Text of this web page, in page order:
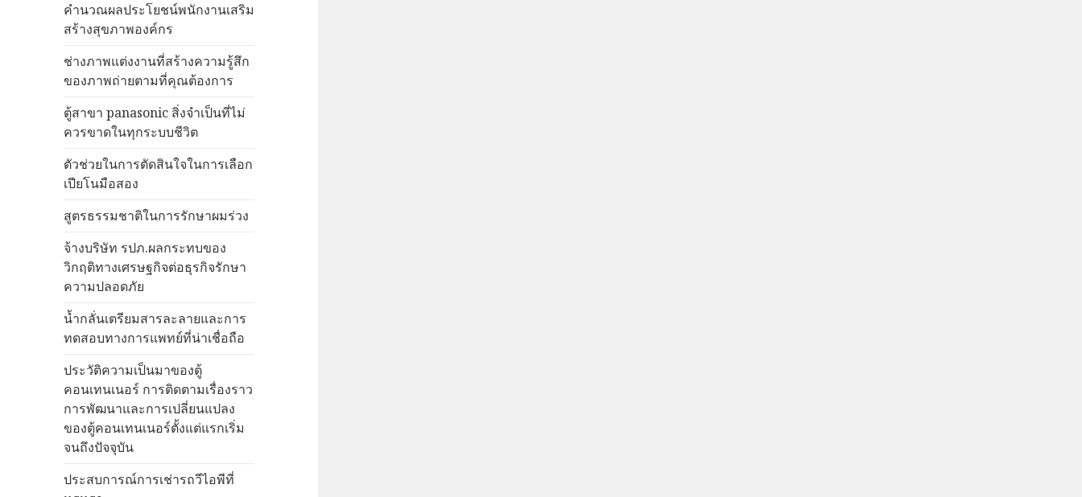
คำนวณผลประโยชน์พนักงานเสริม
สร้างสุขภาพองค์กร
ช่างภาพแต่งงานที่สร้างความรู้สึก
ของภาพถ่ายตามที่คุณต้องการ
ตู้สาขา panasonic สิ่งจำเป็นที่ไม่
ควรขาดในทุกระบบชีวิต
ตัวช่วยในการตัดสินใจในการเลือก
เปียโนมือสอง
สูตรธรรมชาติในการรักษาผมร่วง
จ้างบริษัท รปภ.ผลกระทบของ
วิกฤติทางเศรษฐกิจต่อธุรกิจรักษา
ความปลอดภัย
น้ำกลั่นเตรียมสารละลายและการ
ทดสอบทางการแพทย์ที่น่าเชื่อถือ
ประวัติความเป็นมาของตู้
คอนเทนเนอร์ การติดตามเรื่องราว
การพัฒนาและการเปลี่ยนแปลง
ของตู้คอนเทนเนอร์ตั้งแต่แรกเริ่ม
จนถึงปัจจุบัน
ประสบการณ์การเช่ารถวีไอพีที่